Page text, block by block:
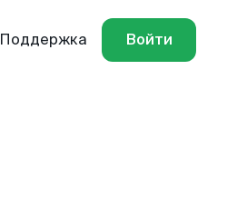
Поддержка Войти